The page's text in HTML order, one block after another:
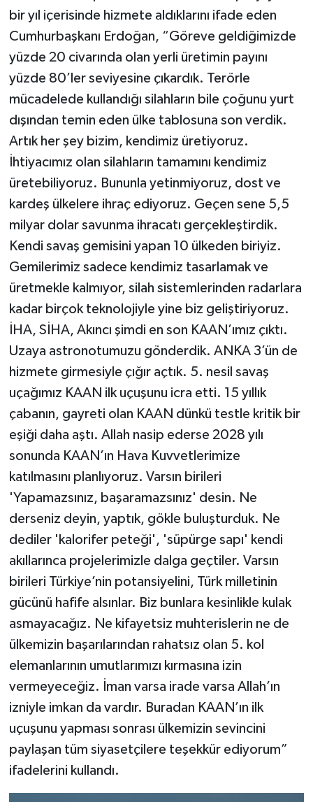
bir yıl içerisinde hizmete aldıklarını ifade eden
Cumhurbaşkanı Erdoğan, “Göreve geldiğimizde
yüzde 20 civarında olan yerli üretimin payını
yüzde 80’ler seviyesine çıkardık. Terörle
mücadelede kullandığı silahların bile çoğunu yurt
dışından temin eden ülke tablosuna son verdik.
Artık her şey bizim, kendimiz üretiyoruz.
İhtiyacımız olan silahların tamamını kendimiz
üretebiliyoruz. Bununla yetinmiyoruz, dost ve
kardeş ülkelere ihraç ediyoruz. Geçen sene 5,5
milyar dolar savunma ihracatı gerçekleştirdik.
Kendi savaş gemisini yapan 10 ülkeden biriyiz.
Gemilerimiz sadece kendimiz tasarlamak ve
üretmekle kalmıyor, silah sistemlerinden radarlara
kadar birçok teknolojiyle yine biz geliştiriyoruz.
İHA, SİHA, Akıncı şimdi en son KAAN’ımız çıktı.
Uzaya astronotumuzu gönderdik. ANKA 3’ün de
hizmete girmesiyle çığır açtık. 5. nesil savaş
uçağımız KAAN ilk uçuşunu icra etti. 15 yıllık
çabanın, gayreti olan KAAN dünkü testle kritik bir
eşiği daha aştı. Allah nasip ederse 2028 yılı
sonunda KAAN’ın Hava Kuvvetlerimize
katılmasını planlıyoruz. Varsın birileri
'Yapamazsınız, başaramazsınız' desin. Ne
derseniz deyin, yaptık, gökle buluşturduk. Ne
dediler 'kalorifer peteği', 'süpürge sapı' kendi
akıllarınca projelerimizle dalga geçtiler. Varsın
birileri Türkiye’nin potansiyelini, Türk milletinin
gücünü hafife alsınlar. Biz bunlara kesinlikle kulak
asmayacağız. Ne kifayetsiz muhterislerin ne de
ülkemizin başarılarından rahatsız olan 5. kol
elemanlarının umutlarımızı kırmasına izin
vermeyeceğiz. İman varsa irade varsa Allah’ın
izniyle imkan da vardır. Buradan KAAN’ın ilk
uçuşunu yapması sonrası ülkemizin sevincini
paylaşan tüm siyasetçilere teşekkür ediyorum”
ifadelerini kullandı.